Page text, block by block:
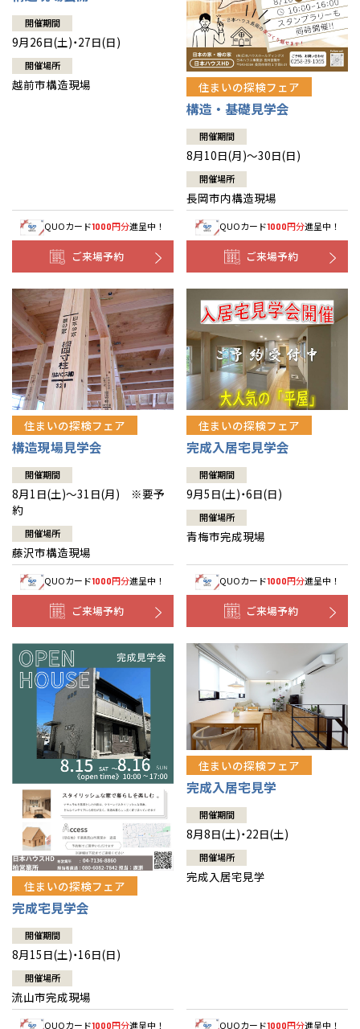
開催期間
9月26日(土)・27日(日)
開催場所
越前市構造現場
QUOカード1000円分進呈中！
ご来場予約
住まいの探検フェア
構造・基礎見学会
開催期間
8月10日(月)～30日(日)
開催場所
長岡市内構造現場
QUOカード1000円分進呈中！
ご来場予約
住まいの探検フェア
構造現場見学会
開催期間
8月1日(土)～31日(月) ※要予
約
開催場所
藤沢市構造現場
QUOカード1000円分進呈中！
ご来場予約
住まいの探検フェア
完成入居宅見学会
開催期間
9月5日(土)・6日(日)
開催場所
青梅市完成現場
QUOカード1000円分進呈中！
ご来場予約
住まいの探検フェア
完成宅見学会
開催期間
8月15日(土)・16日(日)
開催場所
流山市完成現場
QUOカード1000円分進呈中！
住まいの探検フェア
完成入居宅見学
開催期間
8月8日(土)・22日(土)
開催場所
完成入居宅見学
QUOカード1000円分進呈中！